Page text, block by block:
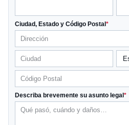
Ciudad, Estado y Código Postal *
Describa brevemente su asunto legal *